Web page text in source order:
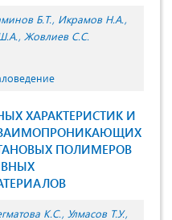
Б.Т. Икрамов Н.А.
Жовлиев С.С.
ХАРАКТЕРИСТИК И
ПОЛИМЕРОВ
К.С. Улмасов Т.У.